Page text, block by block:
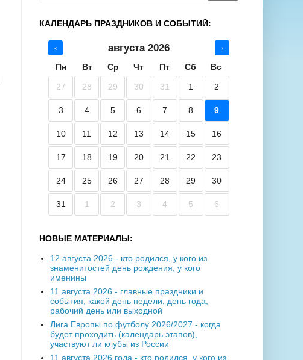
КАЛЕНДАРЬ ПРАЗДНИКОВ И СОБЫТИЙ:
‹ августа 2026 ›
Пн Вт Ср Чт Пт Сб Вс
27 28 29 30 31 1 2
3 4 5 6 7 8 9
10 11 12 13 14 15 16
17 18 19 20 21 22 23
24 25 26 27 28 29 30
31 1 2 3 4 5 6
НОВЫЕ МАТЕРИАЛЫ:
12 августа 2026 - кто родился, у кого из
знаменитостей день рождения, у кого
именины
11 августа 2026 - главные праздники и
события, какой день недели, день года,
рабочий день или выходной
Лига Европы по футболу 2026/2027 - когда
будет проходить (календарь этапов),
участвуют ли клубы из России
11 августа 2026 года - кто родился, у кого из